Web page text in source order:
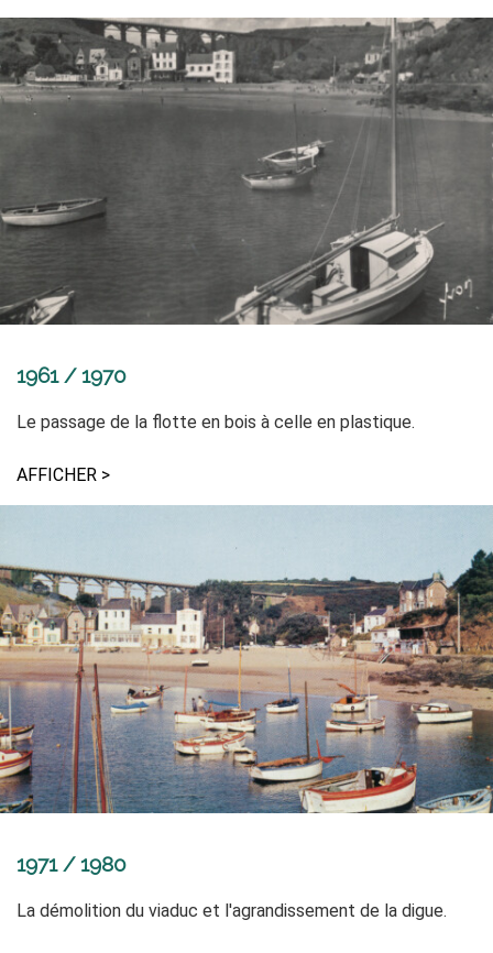
1961 / 1970
Le passage de la flotte en bois à celle en plastique.
AFFICHER >
1971 / 1980
La démolition du viaduc et l'agrandissement de la digue.